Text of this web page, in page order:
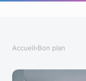
Accueil›Bon plan